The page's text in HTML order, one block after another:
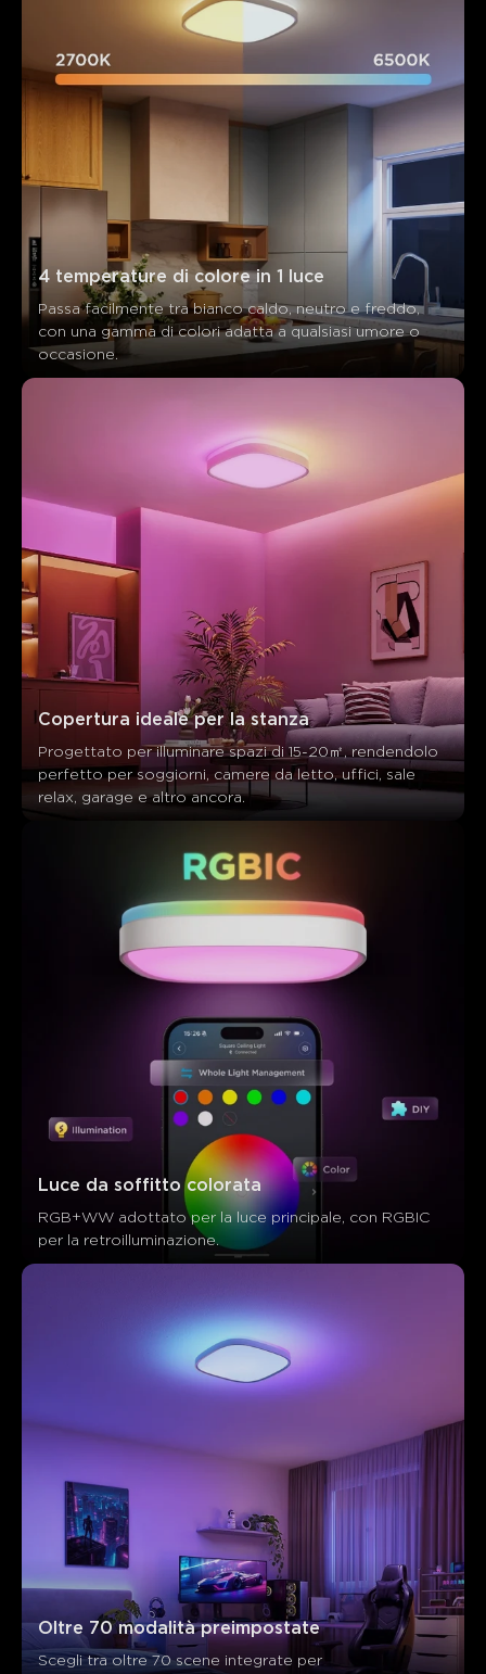
4 temperature di colore in 1 luce
Passa facilmente tra bianco caldo, neutro e freddo,
con una gamma di colori adatta a qualsiasi umore o
occasione.
Copertura ideale per la stanza
Progettato per illuminare spazi di 15-20㎡, rendendolo
perfetto per soggiorni, camere da letto, uffici, sale
relax, garage e altro ancora.
Luce da soffitto colorata
RGB+WW adottato per la luce principale, con RGBIC
per la retroilluminazione.
Oltre 70 modalità preimpostate
Scegli tra oltre 70 scene integrate per
I clienti menzionano
0
PositivoNegativo
Riassunto：
Generato dall'IA dal testo delle recensioni dei clienti